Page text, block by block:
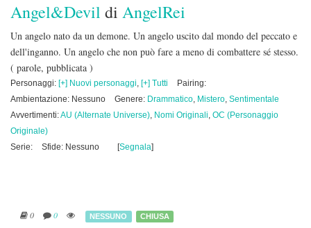
Angel&Devil di AngelRei
Un angelo nato da un demone. Un angelo uscito dal mondo del peccato e
dell'inganno. Un angelo che non può fare a meno di combattere sé stesso.
( parole, pubblicata )
Personaggi: [+] Nuovi personaggi, [+] Tutti
Pairing:
Ambientazione: Nessuno
Genere: Drammatico, Mistero, Sentimentale
Avvertimenti:AU (Alternate Universe), Nomi Originali, OC (Personaggio
Originale)
Serie:
Sfide: Nessuno [Segnala]
0 0 NESSUNO CHIUSA